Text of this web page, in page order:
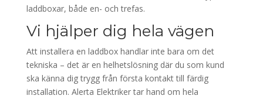
laddboxar, både en- och trefas.
Vi hjälper dig hela vägen
Att installera en laddbox handlar inte bara om det
tekniska – det är en helhetslösning där du som kund
ska känna dig trygg från första kontakt till färdig
installation. Alerta Elektriker tar hand om hela